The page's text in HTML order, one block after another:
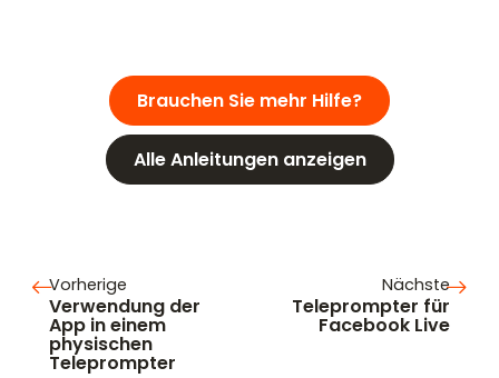
Brauchen Sie mehr Hilfe?
Alle Anleitungen anzeigen
Vorherige
Verwendung der
App in einem
physischen
Teleprompter
Nächste
Teleprompter für
Facebook Live